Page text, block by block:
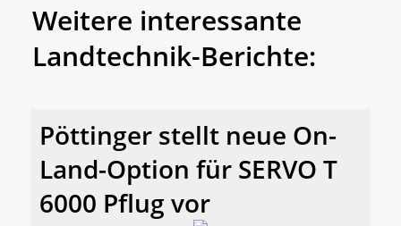
Weitere interessante
Landtechnik-Berichte:
Pöttinger stellt neue On-
Land-Option für SERVO T
6000 Pflug vor